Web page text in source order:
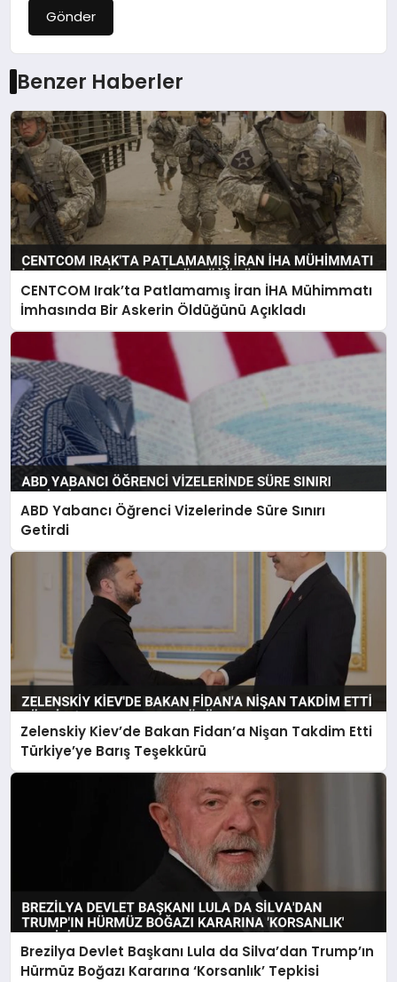
Gönder
Benzer Haberler
CENTCOM Irak’ta Patlamamış İran İHA Mühimmatı
İmhasında Bir Askerin Öldüğünü Açıkladı
ABD Yabancı Öğrenci Vizelerinde Süre Sınırı
Getirdi
Zelenskiy Kiev’de Bakan Fidan’a Nişan Takdim Etti
Türkiye’ye Barış Teşekkürü
Brezilya Devlet Başkanı Lula da Silva’dan Trump’ın
Hürmüz Boğazı Kararına ‘Korsanlık’ Tepkisi